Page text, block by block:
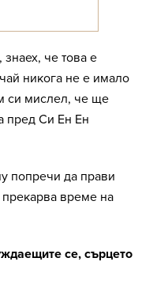
знаех, че това е
никога не е имало
си мислел, че ще
пред Си Ен Ен
попречи да прави
прекарва време на
се, сърцето